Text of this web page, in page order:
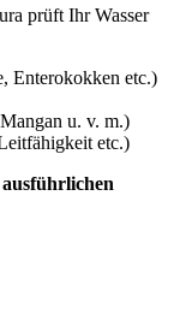
prüft Ihr Wasser
Enterokokken etc.)
u. v. m.)
etc.)